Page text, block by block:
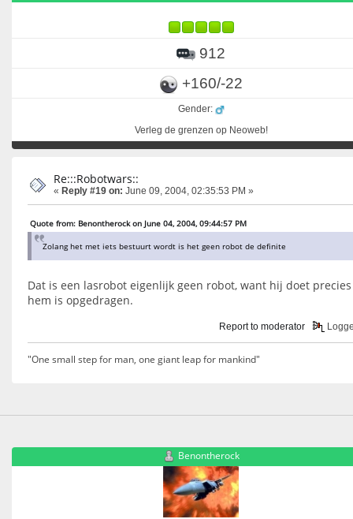
912
+160/-22
Gender:
Verleg de grenzen op Neoweb!
Re:::Robotwars::
« Reply #19 on: June 09, 2004, 02:35:53 PM »
Quote from: Benontherock on June 04, 2004, 09:44:57 PM
Zolang het met iets bestuurt wordt is het geen robot de definite
Dat is een lasrobot eigenlijk geen robot, want hij doet
hem is opgedragen.
Report to moderator
"One small step for man, one giant leap for mankind"
Benontherock